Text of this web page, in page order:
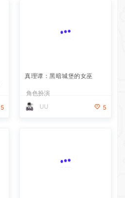
5
真理谭：黑暗城堡的女巫
角色扮演
UU
5